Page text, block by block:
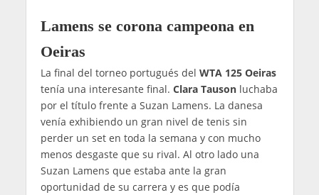
Lamens se corona campeona en
Oeiras
La final del torneo portugués del WTA 125 Oeiras
tenía una interesante final. Clara Tausonluchaba
por el título frente a Suzan Lamens. La danesa
venía exhibiendo un gran nivel de tenis sin
perder un set en toda la semana y con mucho
menos desgaste que su rival. Al otro lado una
Suzan Lamens que estaba ante la gran
oportunidad de su carrera y es que podía